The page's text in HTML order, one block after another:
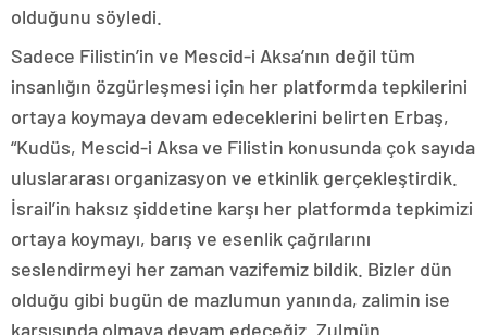
olduğunu söyledi.
Sadece Filistin’in ve Mescid-i Aksa’nın değil tüm
insanlığın özgürleşmesi için her platformda tepkilerini
ortaya koymaya devam edeceklerini belirten Erbaş,
“Kudüs, Mescid-i Aksa ve Filistin konusunda çok sayıda
uluslararası organizasyon ve etkinlik gerçekleştirdik.
İsrail’in haksız şiddetine karşı her platformda tepkimizi
ortaya koymayı, barış ve esenlik çağrılarını
seslendirmeyi her zaman vazifemiz bildik. Bizler dün
olduğu gibi bugün de mazlumun yanında, zalimin ise
karşısında olmaya devam edeceğiz. Zulmün